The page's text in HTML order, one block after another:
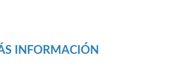
INFORMACIÓN